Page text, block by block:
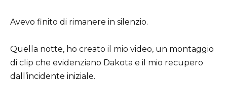
Avevo finito di rimanere in silenzio.
Quella notte, ho creato il mio video, un montaggio
di clip che evidenziano Dakota e il mio recupero
dall’incidente iniziale.